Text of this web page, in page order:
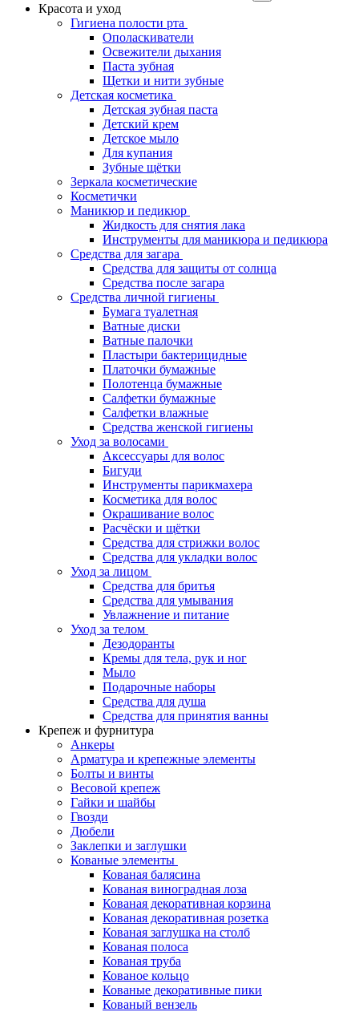
Красота и уход
Гигиена полости рта
Ополаскиватели
Освежители дыхания
Паста зубная
Щетки и нити зубные
Детская косметика
Детская зубная паста
Детский крем
Детское мыло
Для купания
Зубные щётки
Зеркала косметические
Косметички
Маникюр и педикюр
Жидкость для снятия лака
Инструменты для маникюра и педикюра
Средства для загара
Средства для защиты от солнца
Средства после загара
Средства личной гигиены
Бумага туалетная
Ватные диски
Ватные палочки
Пластыри бактерицидные
Платочки бумажные
Полотенца бумажные
Салфетки бумажные
Салфетки влажные
Средства женской гигиены
Уход за волосами
Аксессуары для волос
Бигуди
Инструменты парикмахера
Косметика для волос
Окрашивание волос
Расчёски и щётки
Средства для стрижки волос
Средства для укладки волос
Уход за лицом
Средства для бритья
Средства для умывания
Увлажнение и питание
Уход за телом
Дезодоранты
Кремы для тела, рук и ног
Мыло
Подарочные наборы
Средства для душа
Средства для принятия ванны
Крепеж и фурнитура
Анкеры
Арматура и крепежные элементы
Болты и винты
Весовой крепеж
Гайки и шайбы
Гвозди
Дюбели
Заклепки и заглушки
Кованые элементы
Кованая балясина
Кованая виноградная лоза
Кованая декоративная корзина
Кованая декоративная розетка
Кованая заглушка на столб
Кованая полоса
Кованая труба
Кованое кольцо
Кованые декоративные пики
Кованый вензель